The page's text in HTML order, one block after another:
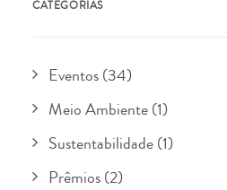
CATEGORIAS
Eventos(34)
Meio Ambiente(1)
Sustentabilidade(1)
Prêmios(2)